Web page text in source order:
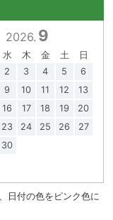
2026. 9
水 木 金 土
日
2 3 4 5
6
9 10 11 12
13
16 17 18 19
20
23 24 25 26
27
30
日付の色をピンク色に